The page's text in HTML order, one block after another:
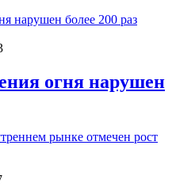
огня нарушен